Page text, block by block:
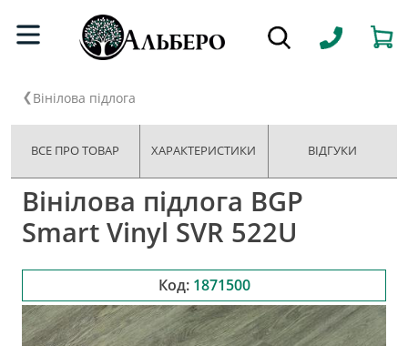
Вінілова підлога
ВСЕ ПРО ТОВАР ХАРАКТЕРИСТИКИ ВІДГУКИ
Вінілова підлога BGP
Smart Vinyl SVR 522U
Код: 1871500